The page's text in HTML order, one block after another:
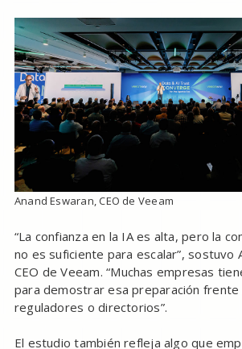
Anand Eswaran, CEO de Veeam
“La confianza en la IA es alta, pero la
no es suficiente para escalar”, sostuvo
CEO de Veeam. “Muchas empresas
para demostrar esa preparación frente
reguladores o directorios”.
El estudio también refleja algo que